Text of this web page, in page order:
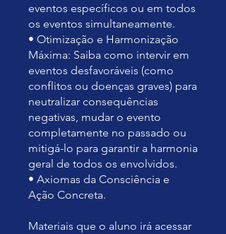
eventos específicos ou em todos
os eventos simultaneamente.
• Otimização e Harmonização
Máxima: Saiba como intervir em
eventos desfavoráveis (como
conflitos ou doenças graves) para
neutralizar consequências
negativas, mudar o evento
completamente no passado ou
mitigá-lo para garantir a harmonia
geral de todos os envolvidos.
• Axiomas da Consciência e
Ação Concreta.
Materiais que o aluno irá acessar